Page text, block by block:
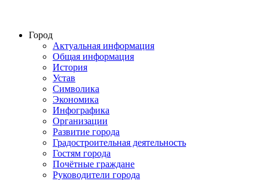
Город
Актуальная информация
Общая информация
История
Устав
Символика
Экономика
Инфографика
Организации
Развитие города
Градостроительная деятельность
Гостям города
Почётные граждане
Руководители города